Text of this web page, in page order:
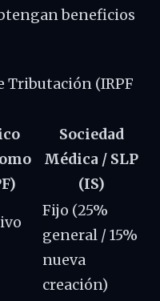
beneficios
Tributación (IRPF
Sociedad
Médica / SLP
(IS)
Fijo (25%
general / 15%
nueva
creación)